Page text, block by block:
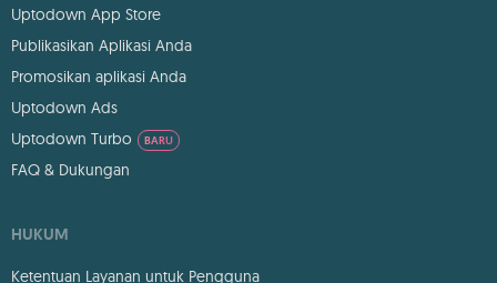
Uptodown App Store
Publikasikan Aplikasi Anda
Promosikan aplikasi Anda
Uptodown Ads
Uptodown Turbo
BARU
FAQ & Dukungan
HUKUM
Ketentuan Layanan untuk Pengguna